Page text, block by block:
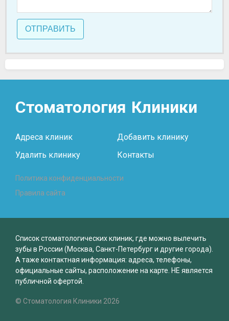
ОТПРАВИТЬ
Стоматология Клиники
Адреса клиник
Добавить клинику
Удалить клинику
Контакты
Политика конфиденциальности
Правила сайта
Список стоматологических клиник, где можно вылечить
зубы в России (Москва, Санкт-Петербург и другие города).
А таже контактная информация: адреса, телефоны,
официальные сайты, расположение на карте. НЕ является
публичной офертой.
© Стоматология Клиники 2026